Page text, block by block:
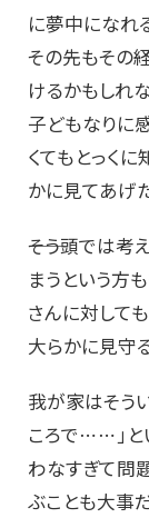
に夢中になれ
その先もその
けるかもしれ
子どもなりに
くてもとっく
かに見てあげ
――そう頭では
まうという方
さんに対して
大らかに見守
我が家はそう
ころで⋯⋯」と
わなすぎて問
ぶことも大事